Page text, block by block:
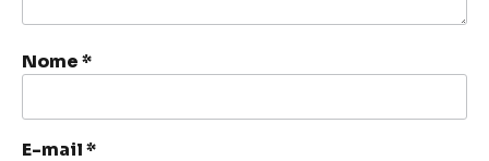
Nome*
E-mail*